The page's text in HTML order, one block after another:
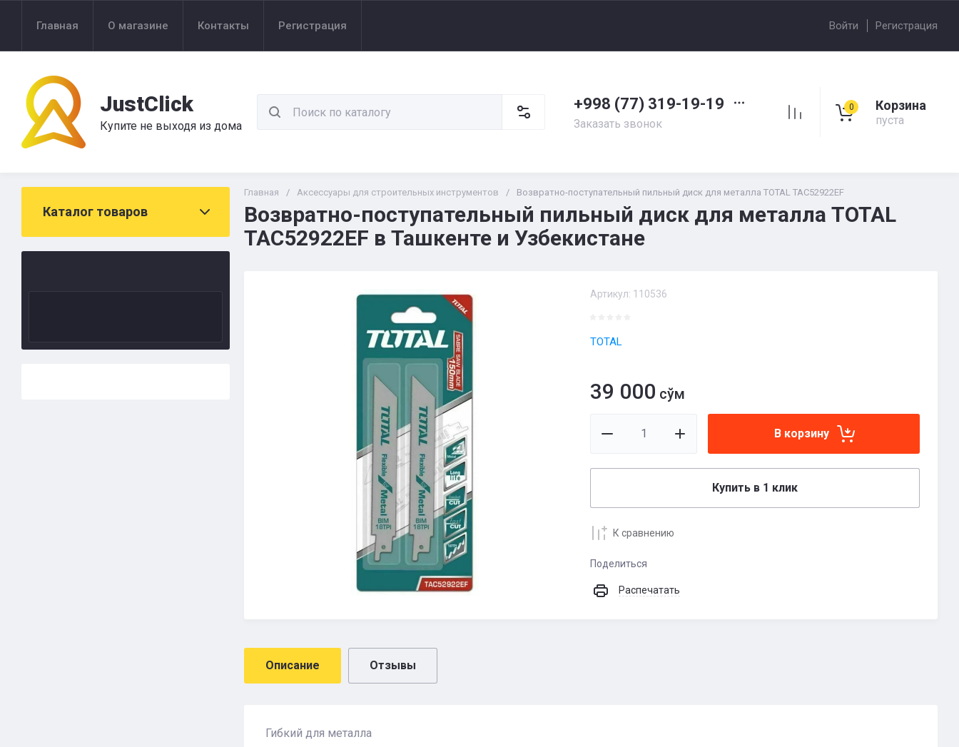
Главная О магазине Контакты Регистрация Войти Регистрация
JustClick
Купите не выходя из дома
+998 (77) 319-19-19
Заказать звонок
0 Корзина
пуста
Каталог товаров
Главная / Аксессуары для строительных инструментов / Возвратно-поступательный пильный диск для металла TOTAL TAC52922EF
Возвратно-поступательный пильный диск для металла TOTAL
TAC52922EF в Ташкенте и Узбекистане
Артикул: 110536
TOTAL
39 000 сўм
В корзину
Купить в 1 клик
К сравнению
Поделиться
Распечатать
Описание Отзывы
Гибкий для металла